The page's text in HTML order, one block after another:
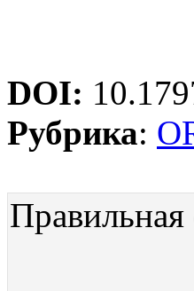
DOI:
Рубрика:
Правильная